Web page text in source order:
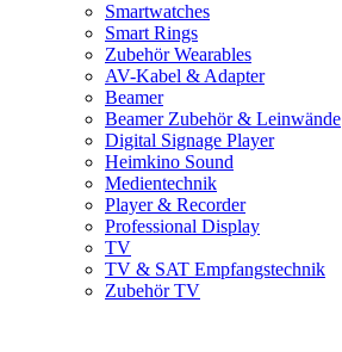
Smartwatches
Smart Rings
Zubehör Wearables
AV-Kabel & Adapter
Beamer
Beamer Zubehör & Leinwände
Digital Signage Player
Heimkino Sound
Medientechnik
Player & Recorder
Professional Display
TV
TV & SAT Empfangstechnik
Zubehör TV